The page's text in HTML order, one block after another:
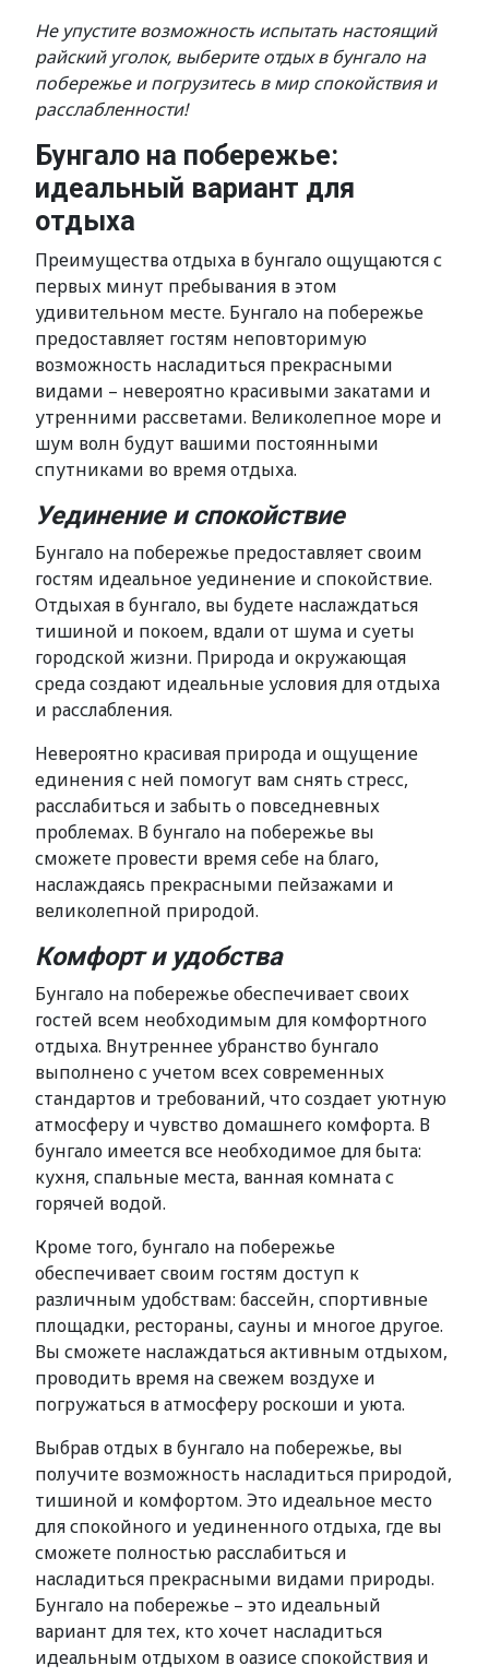
Не упустите возможность испытать настоящий
райский уголок, выберите отдых в бунгало на
побережье и погрузитесь в мир спокойствия и
расслабленности!
Бунгало на побережье:
идеальный вариант для
отдыха
Преимущества отдыха в бунгало ощущаются с
первых минут пребывания в этом
удивительном месте. Бунгало на побережье
предоставляет гостям неповторимую
возможность насладиться прекрасными
видами – невероятно красивыми закатами и
утренними рассветами. Великолепное море и
шум волн будут вашими постоянными
спутниками во время отдыха.
Уединение и спокойствие
Бунгало на побережье предоставляет своим
гостям идеальное уединение и спокойствие.
Отдыхая в бунгало, вы будете наслаждаться
тишиной и покоем, вдали от шума и суеты
городской жизни. Природа и окружающая
среда создают идеальные условия для отдыха
и расслабления.
Невероятно красивая природа и ощущение
единения с ней помогут вам снять стресс,
расслабиться и забыть о повседневных
проблемах. В бунгало на побережье вы
сможете провести время себе на благо,
наслаждаясь прекрасными пейзажами и
великолепной природой.
Комфорт и удобства
Бунгало на побережье обеспечивает своих
гостей всем необходимым для комфортного
отдыха. Внутреннее убранство бунгало
выполнено с учетом всех современных
стандартов и требований, что создает уютную
атмосферу и чувство домашнего комфорта. В
бунгало имеется все необходимое для быта:
кухня, спальные места, ванная комната с
горячей водой.
Кроме того, бунгало на побережье
обеспечивает своим гостям доступ к
различным удобствам: бассейн, спортивные
площадки, рестораны, сауны и многое другое.
Вы сможете наслаждаться активным отдыхом,
проводить время на свежем воздухе и
погружаться в атмосферу роскоши и уюта.
Выбрав отдых в бунгало на побережье, вы
получите возможность насладиться природой,
тишиной и комфортом. Это идеальное место
для спокойного и уединенного отдыха, где вы
сможете полностью расслабиться и
насладиться прекрасными видами природы.
Бунгало на побережье – это идеальный
вариант для тех, кто хочет насладиться
идеальным отдыхом в оазисе спокойствия и